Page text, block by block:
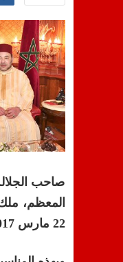
صاحب
22 مارس 2017 م، إلى يوم الجمعة 25 جمادى الثانية